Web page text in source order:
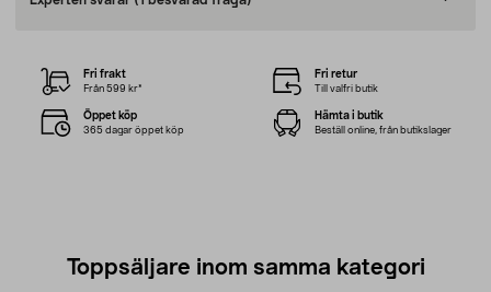
Fri frakt
Från 599 kr*
Fri retur
Till valfri butik
Öppet köp
365 dagar öppet köp
Hämta i butik
Beställ online, från butikslager
Toppsäljare inom samma kategori